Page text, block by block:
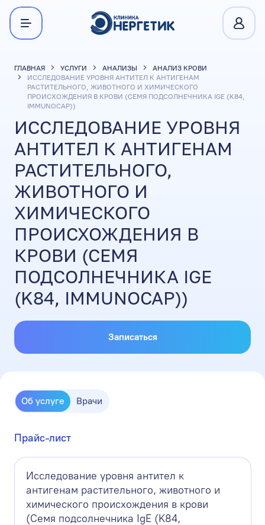
ГЛАВНАЯ УСЛУГИ АНАЛИЗЫ
АНАЛИЗ КРОВИ
ИССЛЕДОВАНИЕ УРОВНЯ АНТИТЕЛ К АНТИГЕНАМ
РАСТИТЕЛЬНОГО, ЖИВОТНОГО И ХИМИЧЕСКОГО
ПРОИСХОЖДЕНИЯ В КРОВИ (СЕМЯ ПОДСОЛНЕЧНИКА IGE (K84,
IMMUNOCAP))
ИССЛЕДОВАНИЕ УРОВНЯ
АНТИТЕЛ К АНТИГЕНАМ
РАСТИТЕЛЬНОГО,
ЖИВОТНОГО И
ХИМИЧЕСКОГО
ПРОИСХОЖДЕНИЯ В
КРОВИ (СЕМЯ
ПОДСОЛНЕЧНИКА IGE
(K84, IMMUNOCAP))
Записаться
Об услуге Врачи
Прайс-лист
Исследование уровня антител к
антигенам растительного, животного и
химического происхождения в крови
(Семя подсолнечника IgE (K84,